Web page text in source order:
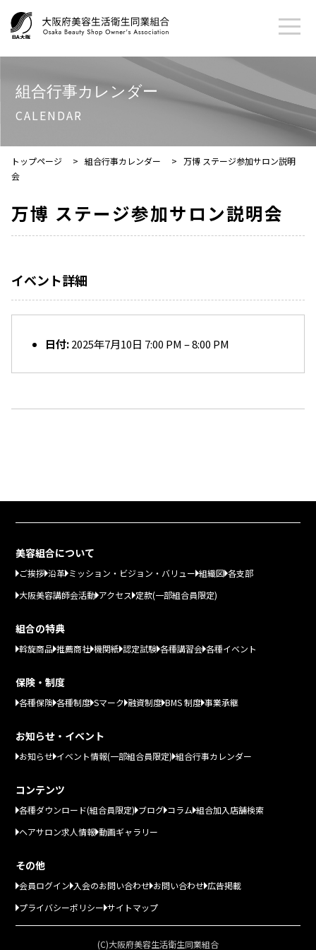
組合行事カレンダー
CALENDAR
トップページ > 組合行事カレンダー > 万博 ステージ参加サロン説明
会
万博 ステージ参加サロン説明会
イベント詳細
日付: 2025年7月10日 7:00 PM–8:00 PM
美容組合について
ご挨拶 沿革 ミッション・ビジョン・バリュー 組織図 各支部
大阪美容講師会活動 アクセス 定款(一部組合員限定)
組合の特典
斡旋商品 推薦商社 機関紙 認定試験 各種講習会 各種イベント
保険・制度
各種保険 各種制度 Sマーク 融資制度 BMS 制度 事業承継
お知らせ・イベント
お知らせ イベント情報(一部組合員限定) 組合行事カレンダー
コンテンツ
各種ダウンロード(組合員限定) ブログ コラム 組合加入店舗検索
ヘアサロン求人情報 動画ギャラリー
その他
会員ログイン 入会のお問い合わせ お問い合わせ 広告掲載
プライバシーポリシー サイトマップ
(C)大阪府美容生活衛生同業組合